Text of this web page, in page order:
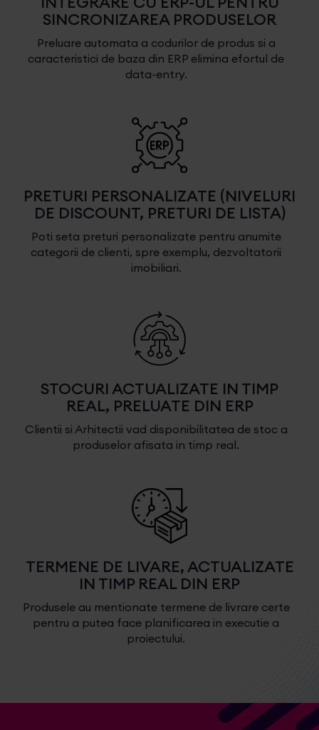
SINCRONIZAREA PRODUSELOR
Preluare automata a codurilor de produs si a
caracteristici de baza din ERP elimina efortul de
data-entry.
PRETURI PERSONALIZATE (NIVELURI
DE DISCOUNT, PRETURI DE LISTA)
Poti seta preturi personalizate pentru anumite
categorii de clienti, spre exemplu, dezvoltatorii
imobiliari.
STOCURI ACTUALIZATE IN TIMP
REAL, PRELUATE DIN ERP
Clientii si Arhitectii vad disponibilitatea de stoc a
produselor afisata in timp real.
TERMENE DE LIVARE, ACTUALIZATE
IN TIMP REAL DIN ERP
Produsele au mentionate termene de livrare certe
pentru a putea face planificarea in executie a
proiectului.